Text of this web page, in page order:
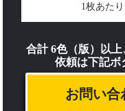
1枚あたり
合計 6色（版）以
依頼は下記ボ
お問い合